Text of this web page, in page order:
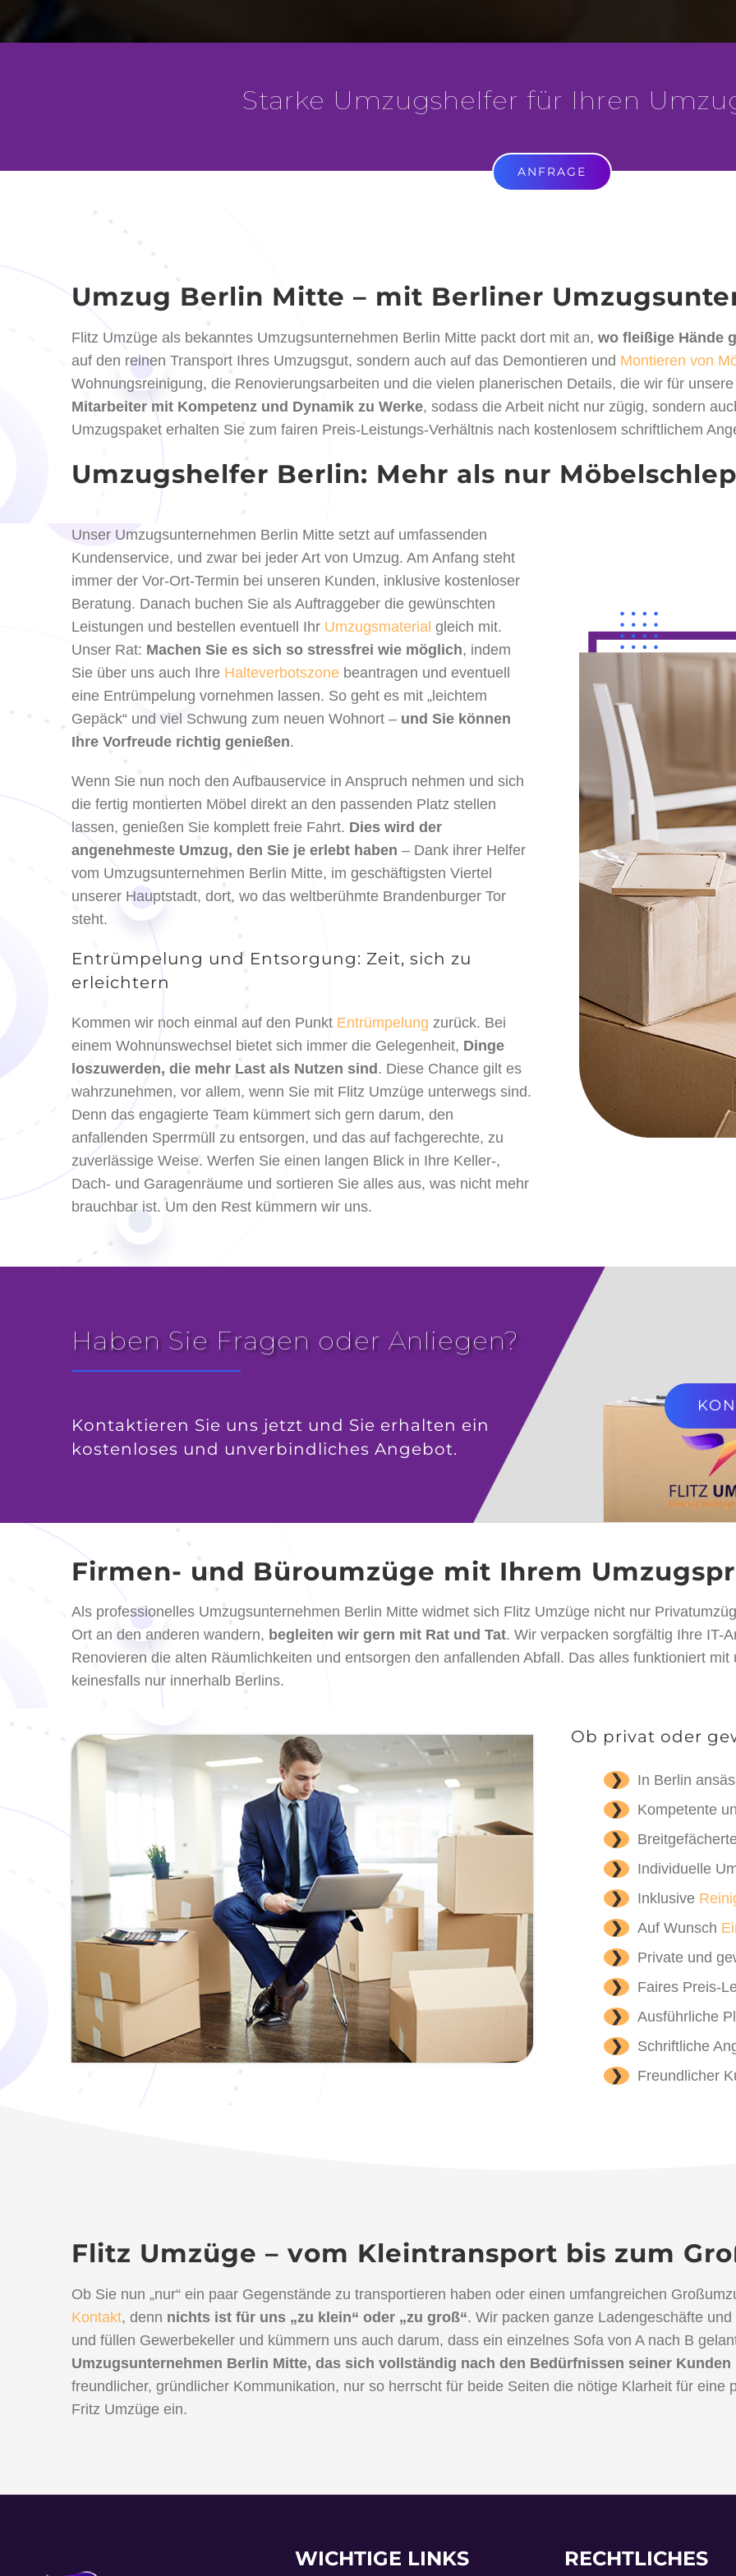
Starke Umzugshelfer für Ihren
ANFRAGE
Umzug Berlin Mitte – mit Berliner
Flitz Umzüge als bekanntes Umzugsunternehmen Berlin Mitte packt dort mit an, wo fleißige Hände
auf den reinen Transport Ihres Umzugsgut, sondern auch auf das Demontieren und Montieren von
Wohnungsreinigung, die Renovierungsarbeiten und die vielen planerischen Details, die wir für
Mitarbeiter mit Kompetenz und Dynamik zu Werke, sodass die Arbeit nicht nur zügig, sondern
Umzugspaket erhalten Sie zum fairen Preis-Leistungs-Verhältnis nach kostenlosem schriftlichem
Umzugshelfer Berlin: Mehr als nur
Unser Umzugsunternehmen Berlin Mitte setzt auf umfassenden
Kundenservice, und zwar bei jeder Art von Umzug. Am Anfang steht
immer der Vor-Ort-Termin bei unseren Kunden, inklusive kostenloser
Beratung. Danach buchen Sie als Auftraggeber die gewünschten
Leistungen und bestellen eventuell Ihr Umzugsmaterial gleich mit.
Unser Rat: Machen Sie es sich so stressfrei wie möglich, indem
Sie über uns auch Ihre Halteverbotszone beantragen und eventuell
eine Entrümpelung vornehmen lassen. So geht es mit „leichtem
Gepäck“ und viel Schwung zum neuen Wohnort – und Sie können
Ihre Vorfreude richtig genießen.
Wenn Sie nun noch den Aufbauservice in Anspruch nehmen und sich
die fertig montierten Möbel direkt an den passenden Platz stellen
lassen, genießen Sie komplett freie Fahrt. Dies wird der
angenehmeste Umzug, den Sie je erlebt haben – Dank ihrer Helfer
vom Umzugsunternehmen Berlin Mitte, im geschäftigsten Viertel
unserer Hauptstadt, dort, wo das weltberühmte Brandenburger Tor
steht.
Entrümpelung und Entsorgung: Zeit, sich zu
erleichtern
Kommen wir noch einmal auf den Punkt Entrümpelung zurück. Bei
einem Wohnunswechsel bietet sich immer die Gelegenheit, Dinge
loszuwerden, die mehr Last als Nutzen sind . Diese Chance gilt es
wahrzunehmen, vor allem, wenn Sie mit Flitz Umzüge unterwegs sind.
Denn das engagierte Team kümmert sich gern darum, den
anfallenden Sperrmüll zu entsorgen, und das auf fachgerechte, zu
zuverlässige Weise. Werfen Sie einen langen Blick in Ihre Keller-,
Dach- und Garagenräume und sortieren Sie alles aus, was nicht mehr
brauchbar ist. Um den Rest kümmern wir uns.
Haben Sie Fragen oder Anliegen?
Kontaktieren Sie uns jetzt und Sie erhalten ein
kostenloses und unverbindliches Angebot.
Firmen- und Büroumzüge mit Ihrem
Als professionelles Umzugsunternehmen Berlin Mitte widmet sich Flitz Umzüge nicht nur
Ort an den anderen wandern, begleiten wir gern mit Rat und Tat. Wir verpacken sorgfältig Ihre IT-
Renovieren die alten Räumlichkeiten und entsorgen den anfallenden Abfall. Das alles funktioniert
keinesfalls nur innerhalb Berlins.
Ob privat oder
❯
In Berlin
❯
Kompetente
❯
❯
Individuelle
❯
Inklusive
❯
Auf Wunsch
❯
Private und
❯
Faires Preis-
❯
Ausführliche
❯
Schriftliche
❯
Freundlicher
Flitz Umzüge – vom Kleintransport bis zum
Ob Sie nun „nur“ ein paar Gegenstände zu transportieren haben oder einen umfangreichen
Kontakt, denn nichts ist für uns „zu klein“ oder „zu groß“. Wir packen ganze Ladengeschäfte
und füllen Gewerbekeller und kümmern uns auch darum, dass ein einzelnes Sofa von A nach B
Umzugsunternehmen Berlin Mitte, das sich vollständig nach den Bedürfnissen seiner
freundlicher, gründlicher Kommunikation, nur so herrscht für beide Seiten die nötige Klarheit für eine
Fritz Umzüge ein.
WICHTIGE LINKS RECHTLICHES